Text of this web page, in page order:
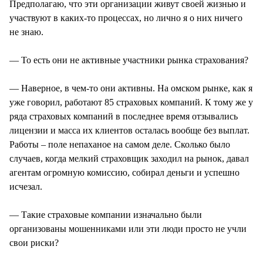
Предполагаю, что эти организации живут своей жизнью и
участвуют в каких-то процессах, но лично я о них ничего
не знаю.
— То есть они не активные участники рынка страхования?
— Наверное, в чем-то они активны. На омском рынке, как я
уже говорил, работают 85 страховых компаний. К тому же у
ряда страховых компаний в последнее время отзывались
лицензии и масса их клиентов осталась вообще без выплат.
Работы – поле непаханое на самом деле. Сколько было
случаев, когда мелкий страховщик заходил на рынок, давал
агентам огромную комиссию, собирал деньги и успешно
исчезал.
— Такие страховые компании изначально были
организованы мошенниками или эти люди просто не учли
свои риски?